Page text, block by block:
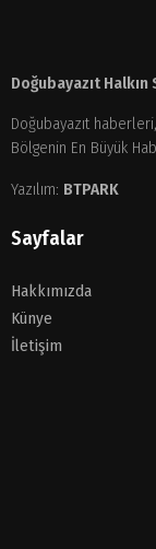
Doğubayazıt
Doğubayazıt
Bölgenin En Büyük
Yazılım: BTPARK
Sayfalar
Hakkımızda
Künye
İletişim